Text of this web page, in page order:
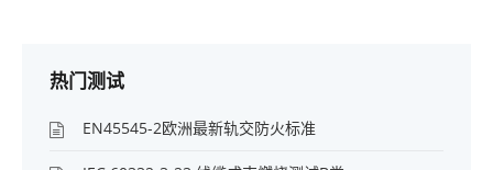
热门测试
EN45545-2欧洲最新轨交防火标准